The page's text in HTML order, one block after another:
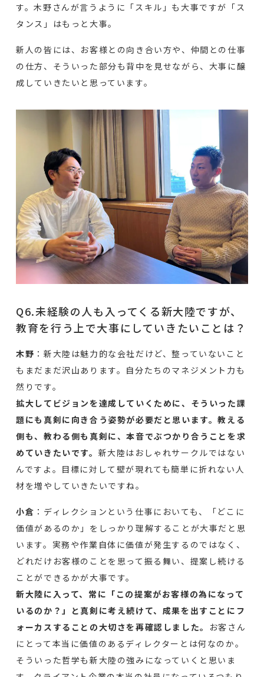
す。木野さんが言うように「スキル」も大事ですが「ス
タンス」はもっと大事。
新人の皆には、お客様との向き合い方や、仲間との仕事
の仕方、そういった部分も背中を見せながら、大事に醸
成していきたいと思っています。
Q6.未経験の人も入ってくる新大陸ですが、
教育を行う上で大事にしていきたいことは？
木野 ：新大陸は魅力的な会社だけど、整っていないこと
もまだまだ沢山あります。自分たちのマネジメント力も
然りです。
拡大してビジョンを達成していくために、そういった課
題にも真剣に向き合う姿勢が必要だと思います。教える
側も、教わる側も真剣に、本音でぶつかり合うことを求
めていきたいです。 新大陸はおしゃれサークルではない
んですよ。目標に対して壁が現れても簡単に折れない人
材を増やしていきたいですね。
小倉 ：ディレクションという仕事においても、「どこに
価値があるのか」をしっかり理解することが大事だと思
います。実務や作業自体に価値が発生するのではなく、
どれだけお客様のことを思って振る舞い、提案し続ける
ことができるかが大事です。
新大陸に入って、常に「この提案がお客様の為になって
いるのか？」と真剣に考え続けて、成果を出すことにフ
ォーカスすることの大切さを再確認しました。
お客さん
にとって本当に価値のあるディレクターとは何なのか。
そういった哲学も新大陸の強みになっていくと思いま